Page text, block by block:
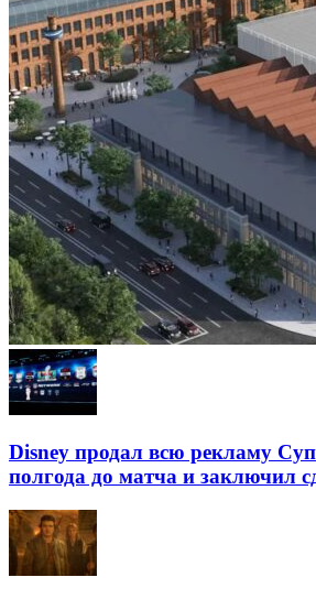
Disney продал всю рекламу
полгода до матча и заключил